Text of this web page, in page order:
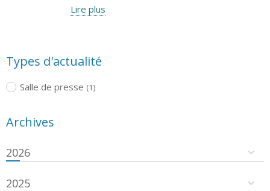
Lire plus
Types d'actualité
Salle de presse (1)
Archives
2026
2025